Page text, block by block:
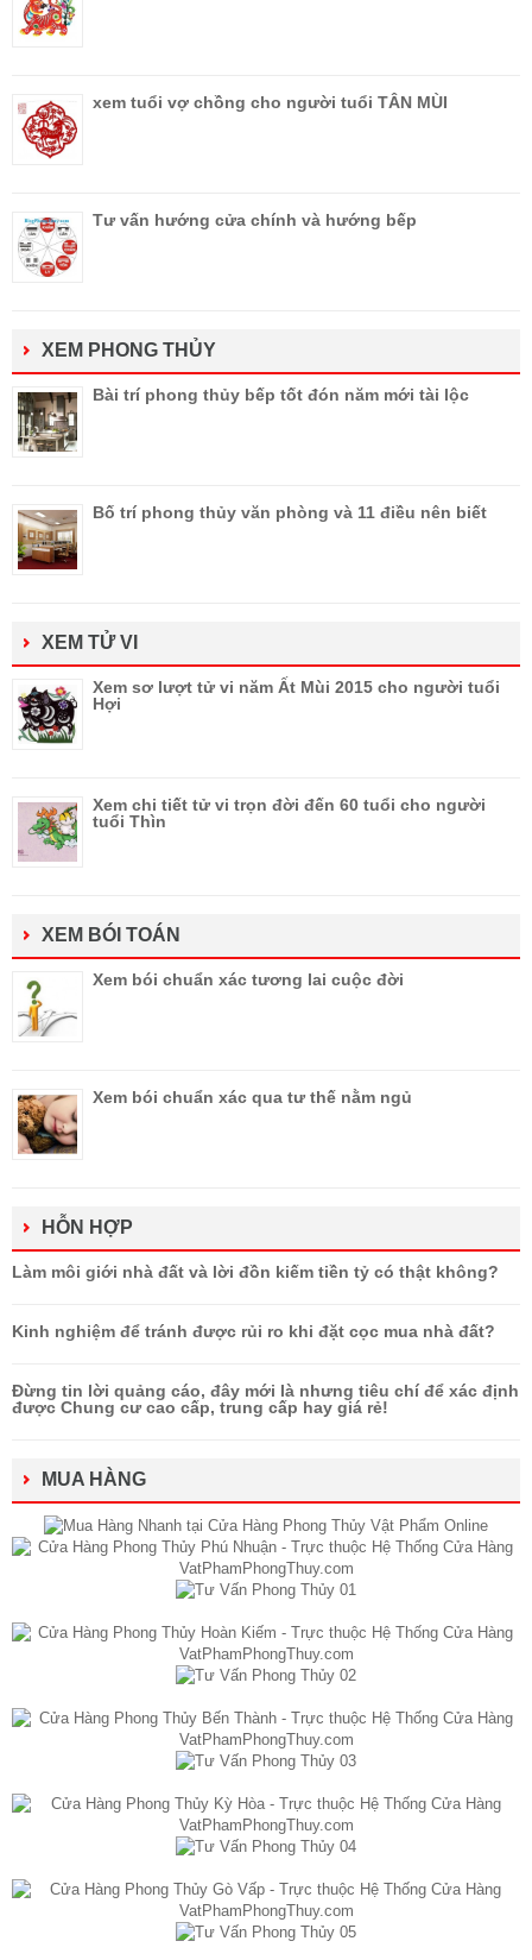
xem tuổi vợ chồng cho người tuổi TÂN MÙI
Tư vấn hướng cửa chính và hướng bếp
XEM PHONG THỦY
Bài trí phong thủy bếp tốt đón năm mới tài lộc
Bố trí phong thủy văn phòng và 11 điều nên biết
XEM TỬ VI
Xem sơ lượt tử vi năm Ất Mùi 2015 cho người tuổi
Hợi
Xem chi tiết tử vi trọn đời đến 60 tuổi cho người
tuổi Thìn
XEM BÓI TOÁN
Xem bói chuẩn xác tương lai cuộc đời
Xem bói chuẩn xác qua tư thế nằm ngủ
HỖN HỢP
Làm môi giới nhà đất và lời đồn kiếm tiền tỷ có thật không?
Kinh nghiệm để tránh được rủi ro khi đặt cọc mua nhà đất?
Đừng tin lời quảng cáo, đây mới là nhưng tiêu chí để xác định
được Chung cư cao cấp, trung cấp hay giá rẻ!
MUA HÀNG